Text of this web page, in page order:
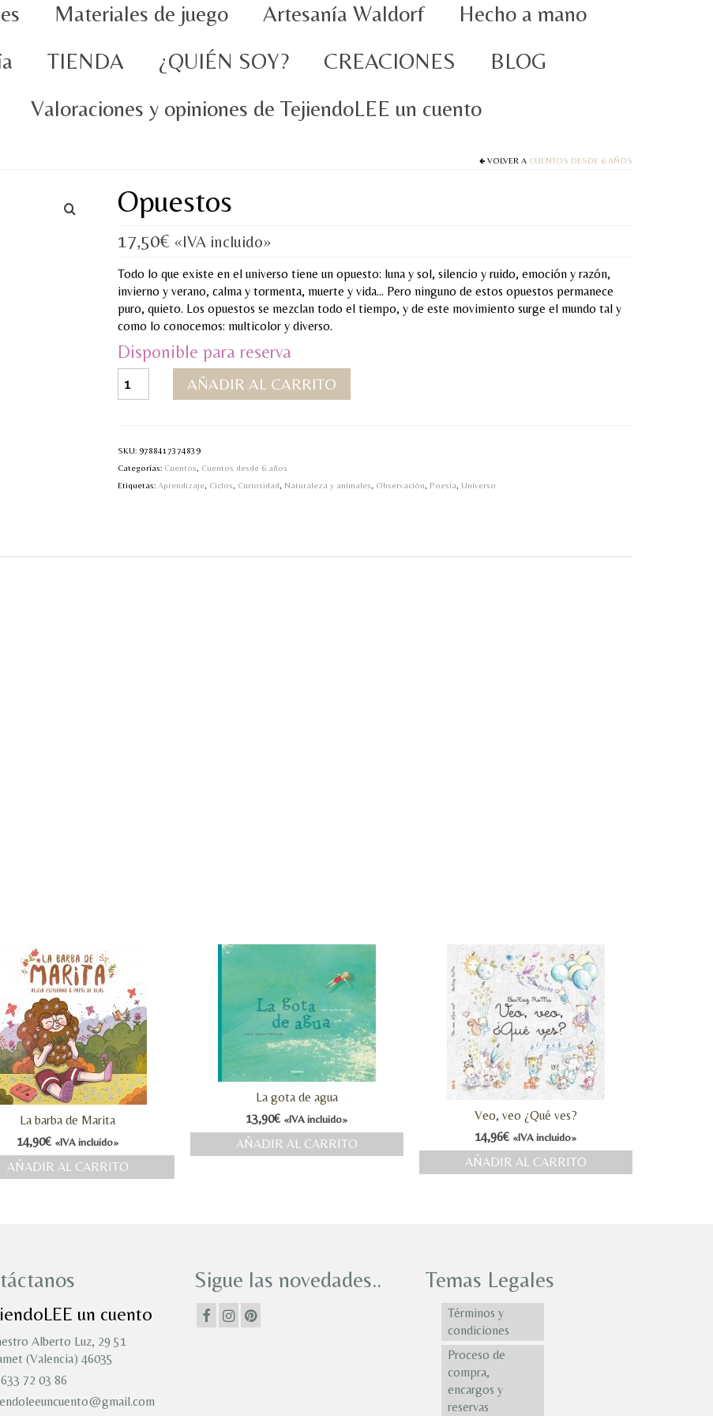
Materiales de juego Artesanía Waldorf
Hecho a mano
TIENDA ¿QUIÉN SOY? CREACIONES
BLOG
Valoraciones y opiniones de TejiendoLEE un cuento
VOLVER A CUENTOS DESDE 6 AÑOS
Opuestos
17,50€ «IVA incluido»
Todo lo que existe en el universo tiene un opuesto: luna y sol, silencio y ruido, emoción y razón,
invierno y verano, calma y tormenta, muerte y vida… Pero ninguno de estos opuestos permanece
puro, quieto. Los opuestos se mezclan todo el tiempo, y de este movimiento surge el mundo tal y
como lo conocemos: multicolor y diverso.
Disponible para reserva
cantidad
AÑADIR AL CARRITO
SKU: 9788417374839
Categorías: Cuentos
Cuentos desde 6 años
Etiquetas: Aprendizaje, Ciclos Curiosidad Naturaleza y animales Observación Poesía Universo
La barba de Marita
14,90€ «IVA incluido»
AÑADIR AL CARRITO
La gota de agua
13,90€ «IVA incluido»
AÑADIR AL CARRITO
Veo, veo ¿Qué ves?
14,96€ «IVA incluido»
AÑADIR AL CARRITO
un cuento
Alberto Luz, 29 51
(Valencia) 46035
72 03 86
Sigue las novedades.. Temas Legales
Términos y
condiciones
Proceso de
compra,
encargos y
reservas